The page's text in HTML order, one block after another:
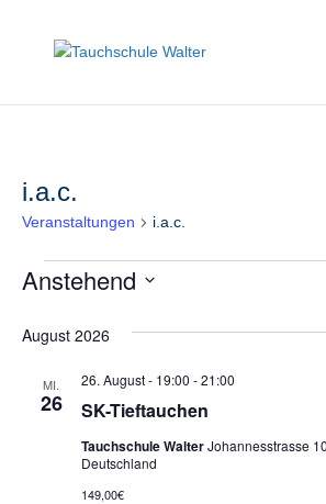
i.a.c.
Veranstaltungen i.a.c.
Veranstaltungen
Anstehend
wählen.
August 2026
MI.
26 SK-Tieftauchen
26. August - 19:00 -21:00
Tauchschule WalterJohannesstrasse
Deutschland
149,00€